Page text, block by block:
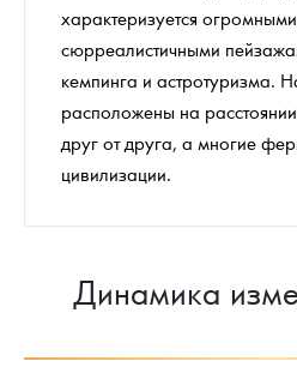
характеризуется
сюрреалистичными
кемпинга и астротуризма.
расположены на
друг от друга, а многие
цивилизации.
Динамика